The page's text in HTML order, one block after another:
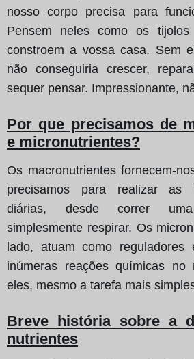
nosso corpo precisa para
Pensem neles como os
constroem a vossa casa. Sem
não conseguiria crescer,
sequer pensar. Impressionante,
Por que precisamos de
e micronutrientes?
Os macronutrientes fornecem-
precisamos para realizar as
diárias, desde correr
simplesmente respirar. Os
lado, atuam como reguladores
inúmeras reações químicas no
eles, mesmo a tarefa mais
Breve história sobre a
nutrientes